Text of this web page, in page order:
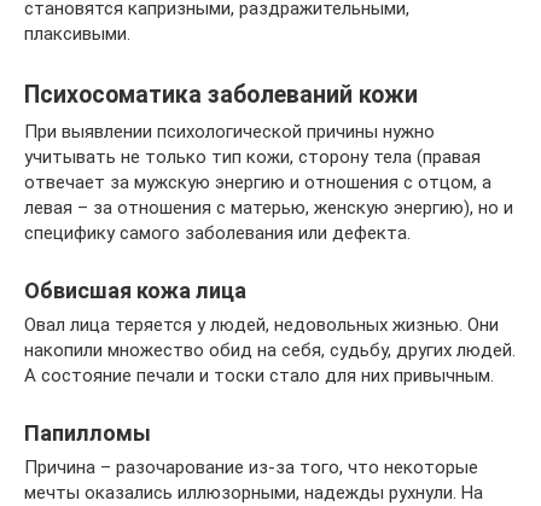
становятся капризными, раздражительными,
плаксивыми.
Психосоматика заболеваний кожи
При выявлении психологической причины нужно
учитывать не только тип кожи, сторону тела (правая
отвечает за мужскую энергию и отношения с отцом, а
левая – за отношения с матерью, женскую энергию), но и
специфику самого заболевания или дефекта.
Обвисшая кожа лица
Овал лица теряется у людей, недовольных жизнью. Они
накопили множество обид на себя, судьбу, других людей.
А состояние печали и тоски стало для них привычным.
Папилломы
Причина – разочарование из-за того, что некоторые
мечты оказались иллюзорными, надежды рухнули. На